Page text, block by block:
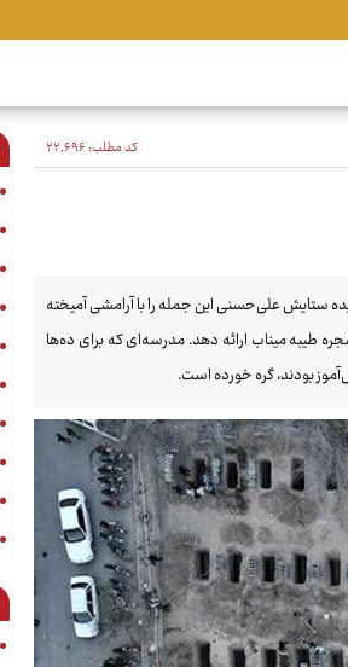
کد مطلب:۲۲٬۶۹۶
ستایش علی‌حسنی این جمله را با آرامشی آمیخته
طیبه میناب ارائه دهد. مدرسه‌ای که برای ده‌ها